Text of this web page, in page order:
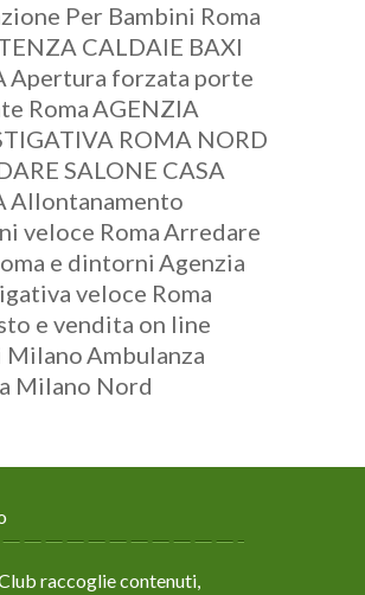
Per Bambini Roma
CALDAIE BAXI
Apertura forzata porte
RomaAGENZIA
ROMA NORD
SALONE CASA
Allontanamento
veloce RomaArredare
e dintorni Agenzia
veloce Roma
e vendita on line
MilanoAmbulanza
Milano Nord
raccoglie contenuti,